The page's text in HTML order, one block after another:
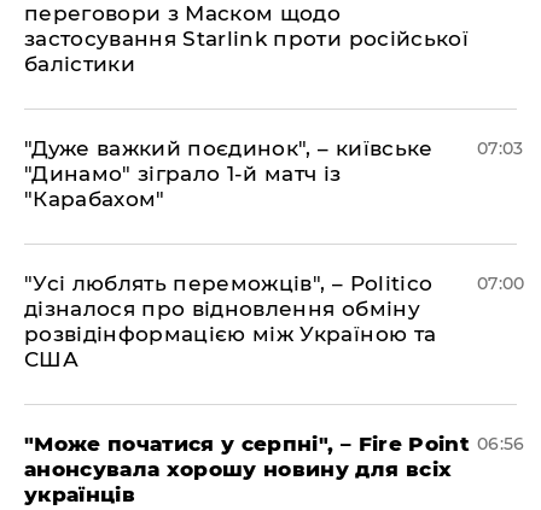
переговори з Маском щодо
застосування Starlink проти російської
балістики
"Дуже важкий поєдинок", – київське
"Динамо" зіграло 1-й матч із
"Карабахом"
07:03
"Усі люблять переможців", – Politico
дізналося про відновлення обміну
розвідінформацією між Україною та
США
07:00
"Може початися у серпні", – Fire Point
анонсувала хорошу новину для всіх
українців
06:56